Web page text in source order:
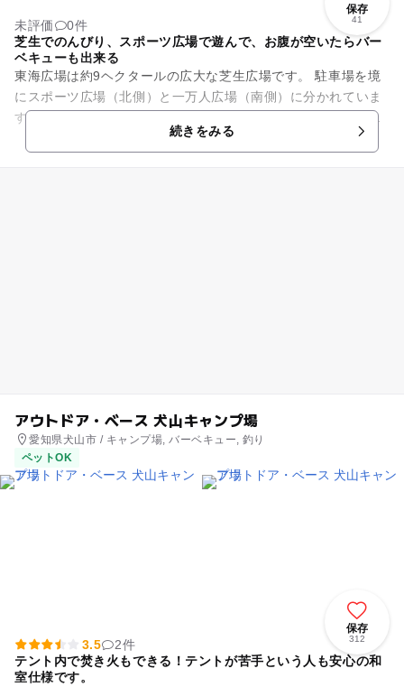
保存
41
未評価
0件
芝生でのんびり、スポーツ広場で遊んで、お腹が空いたらバー
ベキューも出来る
東海広場は約9ヘクタールの広大な芝生広場です。 駐車場を境
にスポーツ広場（北側）と一万人広場（南側）に分かれていま
す。北側のスポーツ広場には広い芝生とバーベキュー広場があ
ります。一万人広場ではス...続きをみる
アウトドア・ベース 犬山キャンプ場
愛知県犬山市 / キャンプ場, バーベキュー, 釣り
ペットOK
保存
312
3.5
2件
テント内で焚き火もできる！テントが苦手という人も安心の和
室仕様です。